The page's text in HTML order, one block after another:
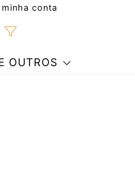
minha conta
OUTROS